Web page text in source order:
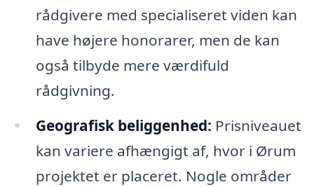
rådgivere med specialiseret viden kan
have højere honorarer, men de kan
også tilbyde mere værdifuld
rådgivning.
Geografisk beliggenhed: Prisniveauet
kan variere afhængigt af, hvor i Ørum
projektet er placeret. Nogle områder